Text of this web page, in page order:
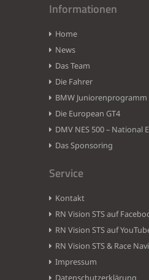
Informationen
Home
News
Das Team
Die Fahrer
BMW Juniorenprogramm
Die European GT4
DMV NES 500 – National
Das Sponsoring
Service
Kontakt
RN Vision STS auf
RN Vision STS auf
RN Vision STS & Race
Impressum
Datenschutzerklärung